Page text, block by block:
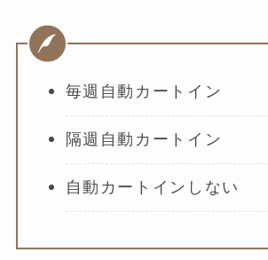
毎週自動カートイン
隔週自動カートイン
自動カートインしない